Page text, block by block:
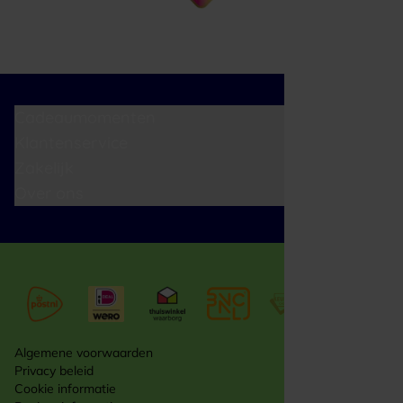
Algemene voorwaarden
Privacy beleid
Cookie informatie